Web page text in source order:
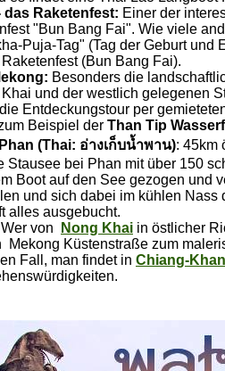
das Raketenfest: Einer der
"Bun Bang Fai". Wie viele
Puja-Tag" (Tag der Geburt
(Bun Bang Fai).
Besonders die
und der westlich gelegenen
Entdeckungstour per
Beispiel der Than Tip
(Thai: อ่างเก็บน้ำพาน): 45km
Stausee bei Phan mit über 150
Boot auf den See gezogen und
und sich dabei im kühlen
alles ausgebucht.
von Nong Khai in östlicher
Mekong Küstenstraße zum
Fall, man findet in Chiang-Khan